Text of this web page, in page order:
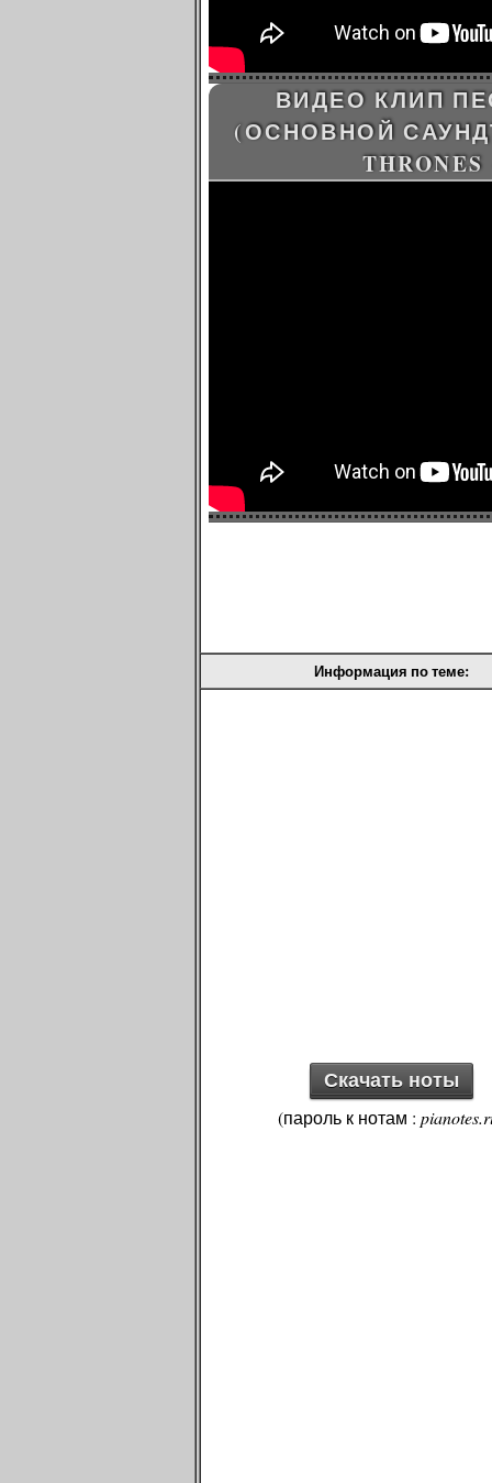
ВИДЕО КЛИП
(ОСНОВНОЙ
Информация по теме:
Скачать ноты
(пароль к нотам :